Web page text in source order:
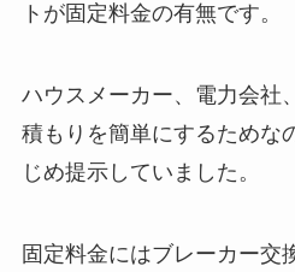
トが固定料金の有無です。
ハウスメーカー、電力会社
積もりを簡単にするためな
じめ提示していました。
固定料金にはブレーカー交